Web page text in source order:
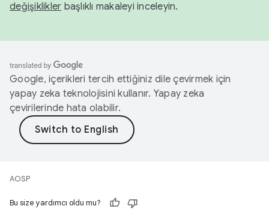
değişiklikler başlıklı makaleyi inceleyin.
Google, içerikleri tercih ettiğiniz dile çevirmek için
yapay zeka teknolojisini kullanır. Yapay zeka
çevirilerinde hata olabilir.
AOSP
Bu size yardımcı oldu mu?